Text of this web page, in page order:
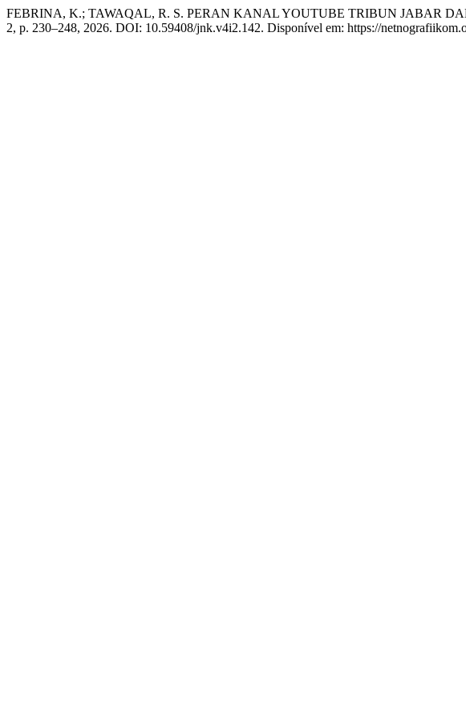
FEBRINA, K.; TAWAQAL, R. S. PERAN KANAL YOUTUBE TRIBUN JABAR
2, p. 230–248, 2026. DOI: 10.59408/jnk.v4i2.142. Disponível em: https://